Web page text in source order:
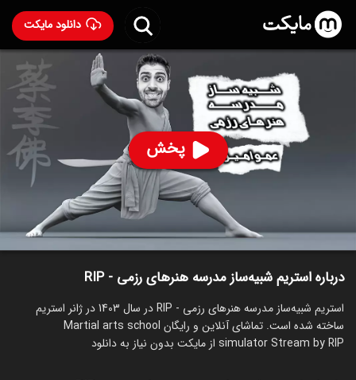
دانلود مایکت
پخش
استریم شبیه‌ساز مدرسه هنرهای رزمی - RIP ساخت 1403
93% RIP
ساخت ایران سال 1403
رده سنی ۱۳+
توضیحات قسمت‌ها سریال‌های مشابه
درباره استریم شبیه‌ساز مدرسه هنرهای رزمی - RIP
استریم شبیه‌ساز مدرسه هنرهای رزمی - RIP در سال 1403 در ژانر استریم
ساخته شده است. تماشای آنلاین و رایگان Martial arts school
simulator Stream by RIP از مایکت بدون نیاز به دانلود